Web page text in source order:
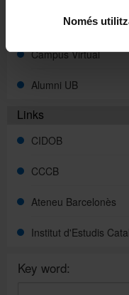
Només
Intranet (PDI and
Campus Virtual
Alumni UB
Links
CIDOB
CCCB
Ateneu Barcelonès
Institut d'Estudis
Key word: